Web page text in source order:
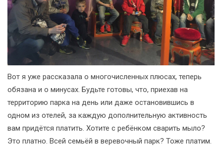
Вот я уже рассказала о многочисленных плюсах, теперь
обязана и о минусах. Будьте готовы, что, приехав на
территорию парка на день или даже остановившись в
одном из отелей, за каждую дополнительную активность
вам придётся платить. Хотите с ребёнком сварить мыло?
Это платно. Всей семьёй в веревочный парк? Тоже платим.